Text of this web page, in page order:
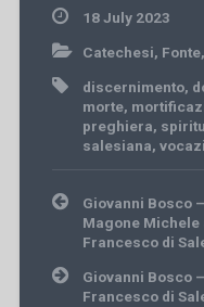
18 July 2023
Catechesi, Fonte,
discernimento,
morte,
preghiera,
salesiana,
Post
navigation
Giovanni Bosco
Magone Michele
Francesco di
Giovanni Bosco
Francesco di